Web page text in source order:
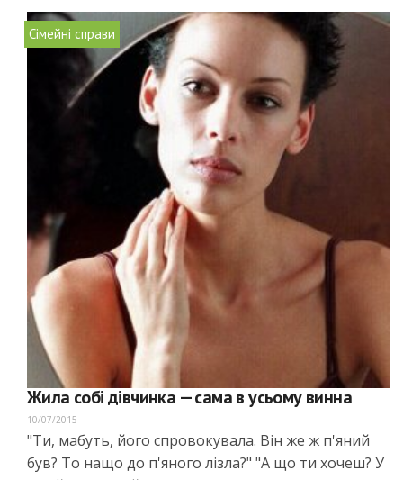
Сімейні справи
Жила собі дівчинка — сама в усьому винна
10/07/2015
"Ти, мабуть, його спровокувала. Він же ж п'яний
був? То нащо до п'яного лізла?" "А що ти хочеш? У